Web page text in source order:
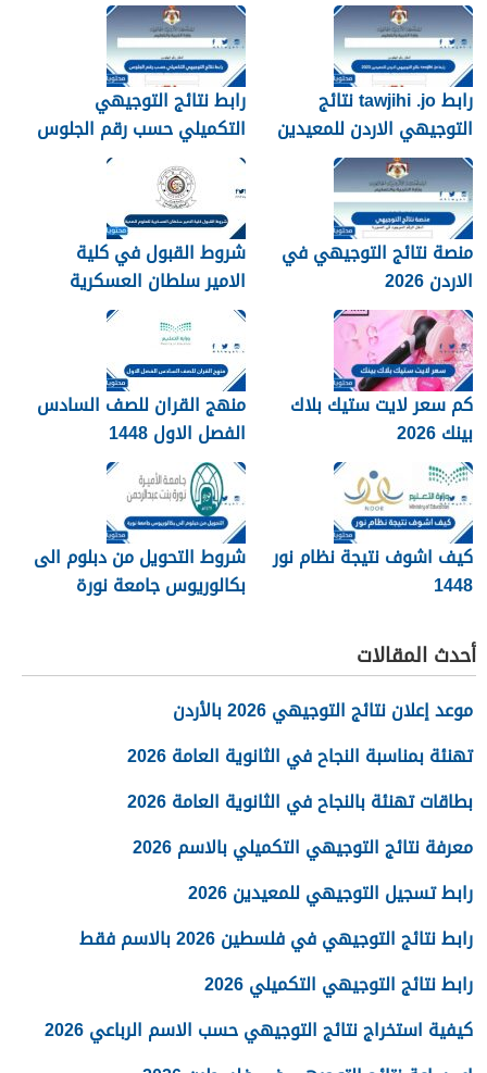
رابط tawjihi .jo نتائج
التوجيهي الاردن للمعيدين
2026
رابط نتائج التوجيهي
التكميلي حسب رقم الجلوس
2026 الاردن
منصة نتائج التوجيهي في
الاردن 2026
شروط القبول في كلية
الامير سلطان العسكرية
للعلوم الصحية 1448
كم سعر لايت ستيك بلاك
بينك 2026
منهج القران للصف السادس
الفصل الاول 1448
كيف اشوف نتيجة نظام نور
1448
شروط التحويل من دبلوم الى
بكالوريوس جامعة نورة
أحدث المقالات
موعد إعلان نتائج التوجيهي 2026 بالأردن
تهنئة بمناسبة النجاح في الثانوية العامة 2026
بطاقات تهنئة بالنجاح في الثانوية العامة 2026
معرفة نتائج التوجيهي التكميلي بالاسم 2026
رابط تسجيل التوجيهي للمعيدين 2026
رابط نتائج التوجيهي في فلسطين 2026 بالاسم فقط
رابط نتائج التوجيهي التكميلي 2026
كيفية استخراج نتائج التوجيهي حسب الاسم الرباعي 2026